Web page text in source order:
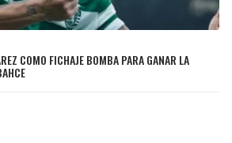
COMO FICHAJE BOMBA PARA GANAR LA